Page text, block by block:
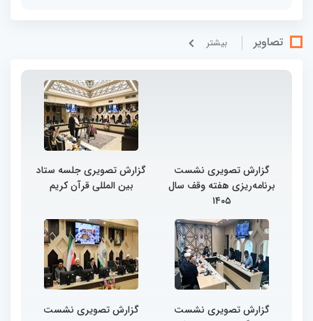
تصاویر بيشتر
گزارش تصویری نشست
برنامه‌ریزی هفته وقف سال
۱۴۰۵
گزارش تصویری جلسه ستاد
بین المللی قرآن کریم
گزارش تصویری نشست
گزارش تصویری نشست